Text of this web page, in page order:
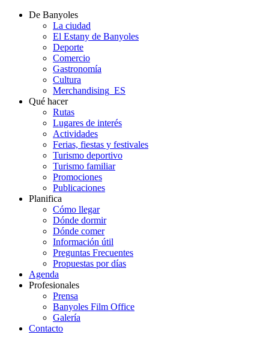
De Banyoles
La ciudad
El Estany de Banyoles
Deporte
Comercio
Gastronomía
Cultura
Merchandising_ES
Qué hacer
Rutas
Lugares de interés
Actividades
Ferias, fiestas y festivales
Turismo deportivo
Turismo familiar
Promociones
Publicaciones
Planifica
Cómo llegar
Dónde dormir
Dónde comer
Información útil
Preguntas Frecuentes
Propuestas por días
Agenda
Profesionales
Prensa
Banyoles Film Office
Galería
Contacto